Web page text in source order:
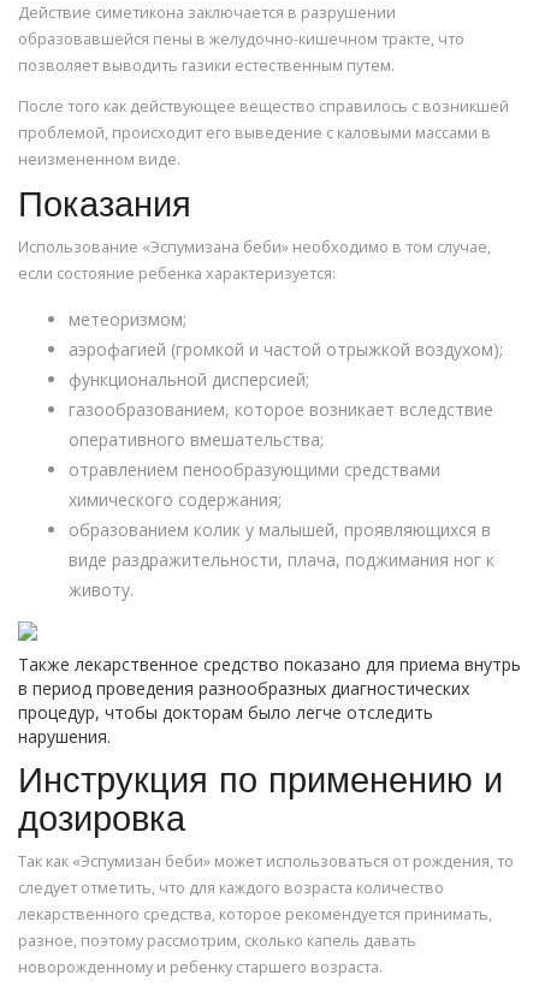
Действие симетикона заключается в разрушении
образовавшейся пены в желудочно-кишечном тракте, что
позволяет выводить газики естественным путем.
После того как действующее вещество справилось с возникшей
проблемой, происходит его выведение с каловыми массами в
неизмененном виде.
Показания
Использование «Эспумизана беби» необходимо в том случае,
если состояние ребенка характеризуется:
метеоризмом;
аэрофагией (громкой и частой отрыжкой воздухом);
функциональной дисперсией;
газообразованием, которое возникает вследствие
оперативного вмешательства;
отравлением пенообразующими средствами
химического содержания;
образованием колик у малышей, проявляющихся в
виде раздражительности, плача, поджимания ног к
животу.
Также лекарственное средство показано для приема внутрь
в период проведения разнообразных диагностических
процедур, чтобы докторам было легче отследить
нарушения.
Инструкция по применению и
дозировка
Так как «Эспумизан беби» может использоваться от рождения, то
следует отметить, что для каждого возраста количество
лекарственного средства, которое рекомендуется принимать,
разное, поэтому рассмотрим, сколько капель давать
новорожденному и ребенку старшего возраста.